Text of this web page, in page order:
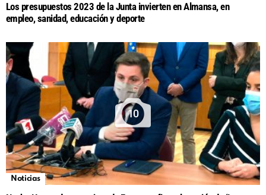
Los presupuestos 2023 de la Junta invierten en Almansa, en
empleo, sanidad, educación y deporte
10
Noticias